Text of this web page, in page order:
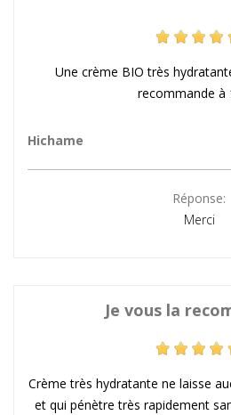
Une crème BIO très
recommande à
Hichame
Réponse:
Merci
Je vous la
Crème très hydratante ne laisse
et qui pénètre très rapidement